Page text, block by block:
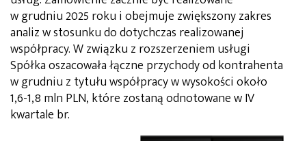
w grudniu 2025 roku i obejmuje zwiększony zakres
analiz w stosunku do dotychczas realizowanej
współpracy. W związku z rozszerzeniem usługi
Spółka oszacowała łączne przychody od kontrahenta
w grudniu z tytułu współpracy w wysokości około
1,6-1,8 mln PLN, które zostaną odnotowane w IV
kwartale br.